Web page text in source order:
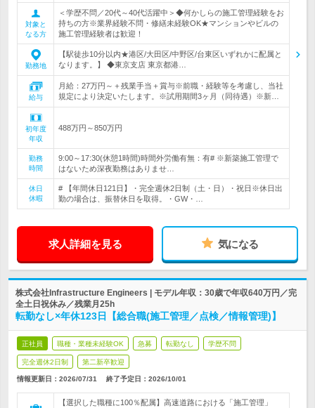
対象と
なる方
＜学歴不問／20代～40代活躍中＞◆何かしらの施工管理経験をお
持ちの方※業界経験不問・修繕未経験OK★マンションやビルの
施工管理経験者は歓迎！
勤務地
【駅徒歩10分以内★港区/大田区/中野区/台東区いずれかに配属と
なります。】 ◆東京支店 東京都港…
給与
月給：27万円～＋残業手当＋賞与※前職・経験等を考慮し、当社
規定により決定いたします。※試用期間3ヶ月（同待遇）※新…
初年度
年収
488万円～850万円
勤務
時間
9:00～17:30(休憩1時間)時間外労働有無：有# ※新築施工管理で
はないため深夜勤務はありませ…
休日
休暇
# 【年間休日121日】・完全週休2日制（土・日）・祝日※休日出
勤の場合は、振替休日を取得。・GW・…
求人詳細を見る 気になる
株式会社Infrastructure Engineers | モデル年収：30歳で年収640万円／完
全土日祝休み／残業月25h
転勤なし×年休123日【総合職(施工管理／点検／情報管理)】
正社員 職種・業種未経験OK 急募 転勤なし 学歴不問
完全週休2日制 第二新卒歓迎
情報更新日：2026/07/31 終了予定日： 2026/10/01
【選択した職種に100％配属】高速道路における「施工管理」